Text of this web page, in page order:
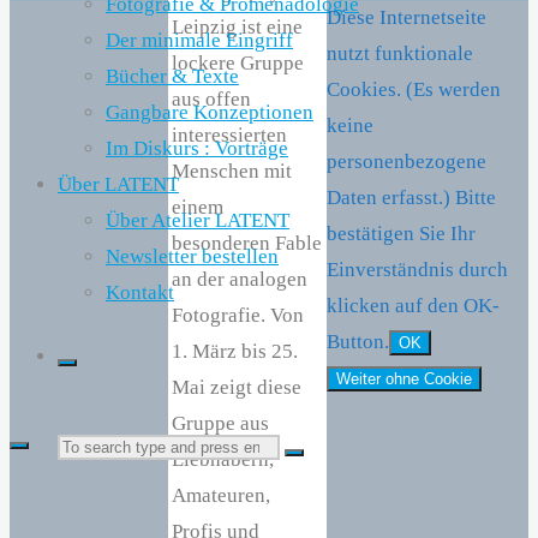
Der minimale Eingriff
Bücher & Texte
Gangbare Konzeptionen
Im Diskurs : Vorträge
Über LATENT
Über Atelier LATENT
Newsletter bestellen
Kontakt
Search
Search
Leipzig ist eine
lockere Gruppe
aus offen
interessierten
Menschen mit
einem
besonderen Fable
an der analogen
Fotografie. Von
1. März bis 25.
Mai zeigt diese
Gruppe aus
Liebhabern,
Amateuren,
Profis und
Diese Internetseite
nutzt funktionale
Cookies. (Es werden
keine
personenbezogene
Daten erfasst.) Bitte
bestätigen Sie Ihr
Einverständnis durch
klicken auf den OK-
Button. OK
Weiter ohne Cookie